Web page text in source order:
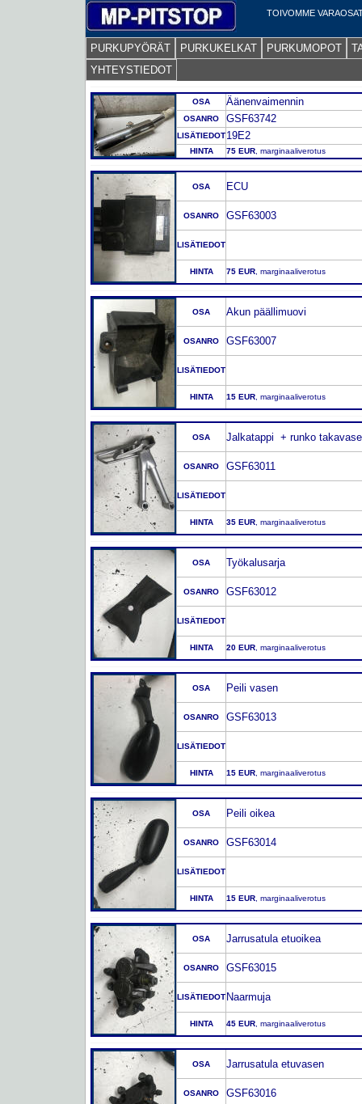
TOIVOMME
PURKUPYÖRÄT PURKUKELKAT PURKUMOPOT
YHTEYSTIEDOT
OSA Äänenvaimennin
OSANRO GSF63742
LISÄTIEDOT19E2
HINTA 75 EUR , marginaaliverotus
OSA ECU
OSANRO GSF63003
LISÄTIEDOT
HINTA 75 EUR , marginaaliverotus
OSA Akun päällimuovi
OSANRO GSF63007
LISÄTIEDOT
HINTA 15 EUR , marginaaliverotus
OSA Jalkatappi + runko
OSANRO GSF63011
LISÄTIEDOT
HINTA 35 EUR , marginaaliverotus
OSA Työkalusarja
OSANRO GSF63012
LISÄTIEDOT
HINTA 20 EUR , marginaaliverotus
OSA Peili vasen
OSANRO GSF63013
LISÄTIEDOT
HINTA 15 EUR , marginaaliverotus
OSA Peili oikea
OSANRO GSF63014
LISÄTIEDOT
HINTA 15 EUR , marginaaliverotus
OSA Jarrusatula etuoikea
OSANRO GSF63015
LISÄTIEDOT Naarmuja
HINTA 45 EUR , marginaaliverotus
OSA Jarrusatula etuvasen
OSANRO GSF63016